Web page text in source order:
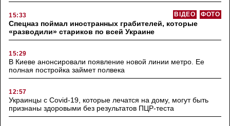
15:33 ФОТО
ВІДЕО
Спецназ поймал иностранных грабителей, которые
«разводили» стариков по всей Украине
15:29
В Киеве анонсировали появление новой линии метро. Ее
полная постройка займет полвека
12:57
Украинцы с Covid-19, которые лечатся на дому, могут быть
признаны здоровыми без результатов ПЦР-теста